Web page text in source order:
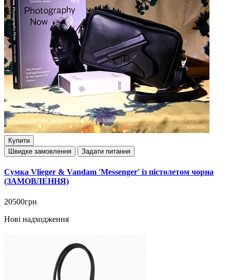
Купити
Швидке замовлення
Задати питання
Сумка Vlieger & Vandam 'Messenger' із пістолетом чорна
(ЗАМОВЛЕННЯ)
20500грн
Нові надходження